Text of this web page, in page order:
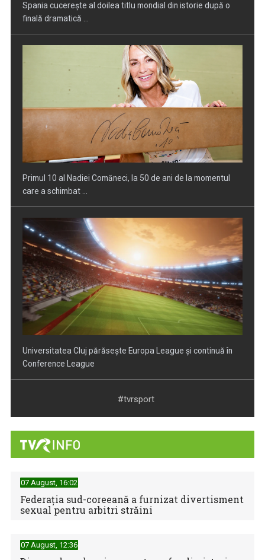
Primul 10 al Nadiei Comăneci, la 50 de ani de la momentul
care a schimbat ...
Universitatea Cluj părăsește Europa League și continuă în
Conference League
Argentina se califică în finala Cupei Mondiale după o
revenire spectaculoasă ...
#tvrsport
07 August, 16:02
Federaţia sud-coreeană a furnizat divertisment
sexual pentru arbitri străini
07 August, 12:36